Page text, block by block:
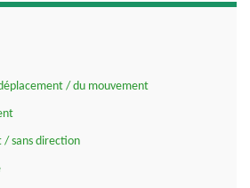
/ du mouvement
/ sans direction